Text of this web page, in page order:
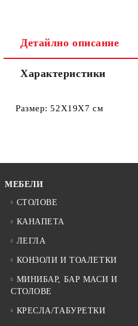
Детайлно описание
Характеристики
Размер: 52Х19Х7 см
МЕБЕЛИ
СТОЛОВЕ
КАНАПЕТА
ЛЕГЛА
КОНЗОЛИ И ТОАЛЕТКИ
МИНИБАР, БАР МАСИ И
СТОЛОВЕ
КРЕСЛА/ТАБУРЕТКИ